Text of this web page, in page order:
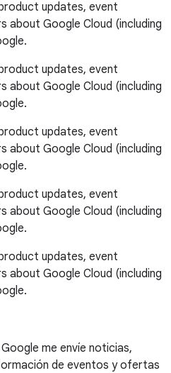
updates, event
about Google Cloud (including
updates, event
about Google Cloud (including
updates, event
about Google Cloud (including
updates, event
about Google Cloud (including
updates, event
about Google Cloud (including
me envíe noticias,
de eventos y ofertas